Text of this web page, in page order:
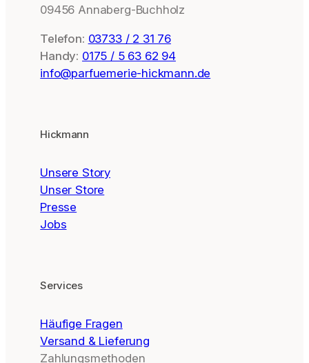
09456 Annaberg-Buchholz
Telefon: 03733 / 2 31 76
Handy: 0175 / 5 63 62 94
info@parfuemerie-hickmann.de
Hickmann
Unsere Story
Unser Store
Presse
Jobs
Services
Häufige Fragen
Versand & Lieferung
Zahlungsmethoden